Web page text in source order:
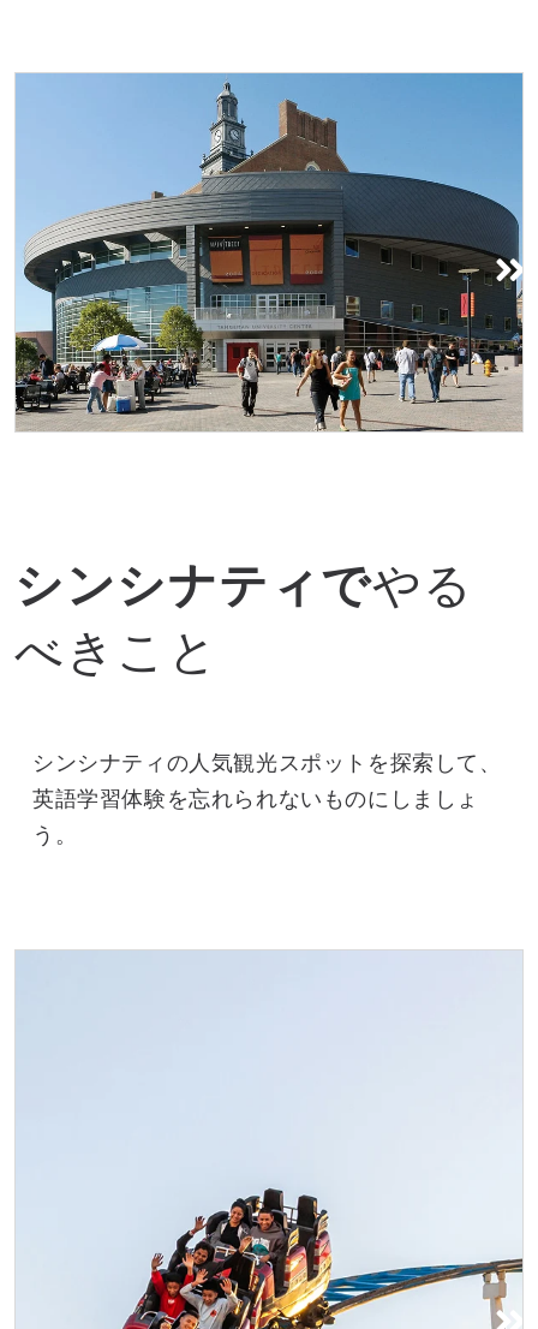
タンゲマン大学センター
シンシナティでやる
べきこと
シンシナティの人気観光スポットを探索して、
英語学習体験を忘れられないものにしましょ
う。